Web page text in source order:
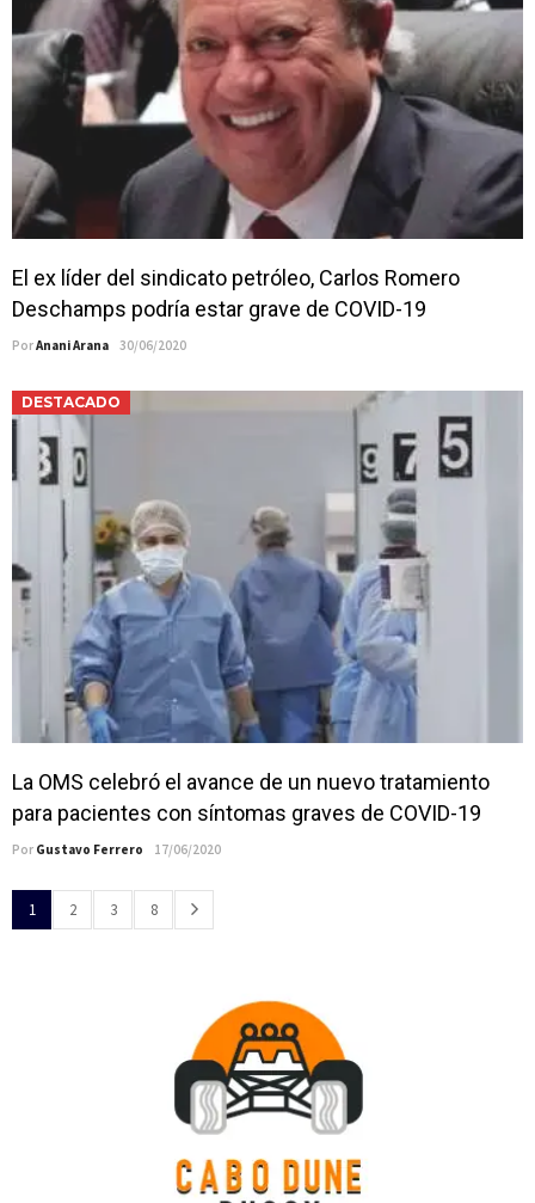
El ex líder del sindicato petróleo, Carlos Romero
Deschamps podría estar grave de COVID-19
PorAnani Arana 30/06/2020
DESTACADO
La OMS celebró el avance de un nuevo tratamiento
para pacientes con síntomas graves de COVID-19
Por Gustavo Ferrero 17/06/2020
1 2 3 8